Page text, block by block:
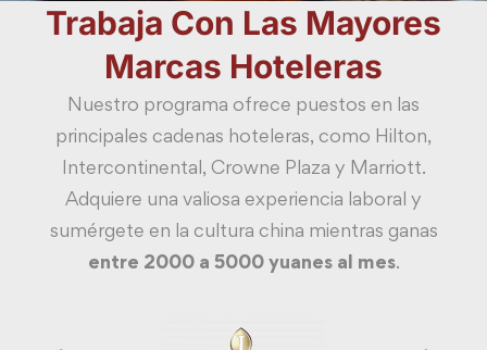
Trabaja Con Las Mayores
Marcas Hoteleras
Nuestro programa ofrece puestos en las
principales cadenas hoteleras, como Hilton,
Intercontinental, Crowne Plaza y Marriott.
Adquiere una valiosa experiencia laboral y
sumérgete en la cultura china mientras ganas
entre 2000 a 5000 yuanes al mes.